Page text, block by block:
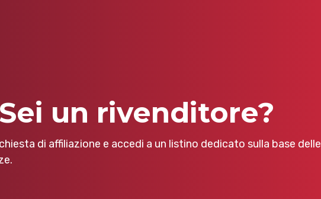
Sei un rivenditore?
di affiliazione e accedi a un listino dedicato sulla base delle